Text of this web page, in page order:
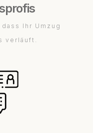
Ihr Umzug
verläuft.